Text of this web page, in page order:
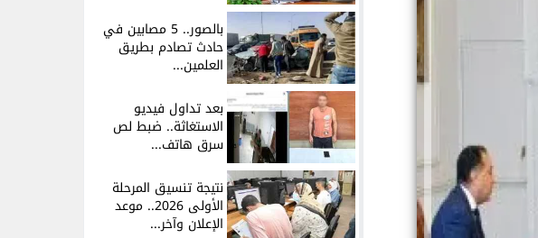
بالصور.. 5 مصابين في
حادث تصادم بطريق
العلمين...
بعد تداول فيديو
الاستغاثة.. ضبط لص
سرق هاتف...
نتيجة تنسيق المرحلة
الأولى 2026.. موعد
الإعلان وآخر...